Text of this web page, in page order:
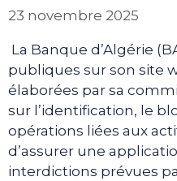
23 novembre 2025
La Banque d’Algérie
publiques sur son site
élaborées par sa
sur l’identification, le
opérations liées aux
d’assurer une
interdictions prévues